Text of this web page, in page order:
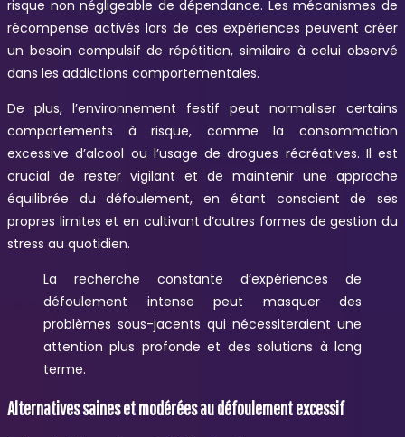
risque non négligeable de dépendance. Les mécanismes de
récompense activés lors de ces expériences peuvent créer
un besoin compulsif de répétition, similaire à celui observé
dans les addictions comportementales.
De plus, l’environnement festif peut normaliser certains
comportements à risque, comme la consommation
excessive d’alcool ou l’usage de drogues récréatives. Il est
crucial de rester vigilant et de maintenir une approche
équilibrée du défoulement, en étant conscient de ses
propres limites et en cultivant d’autres formes de gestion du
stress au quotidien.
La recherche constante d’expériences de
défoulement intense peut masquer des
problèmes sous-jacents qui nécessiteraient une
attention plus profonde et des solutions à long
terme.
Alternatives saines et modérées au défoulement excessif